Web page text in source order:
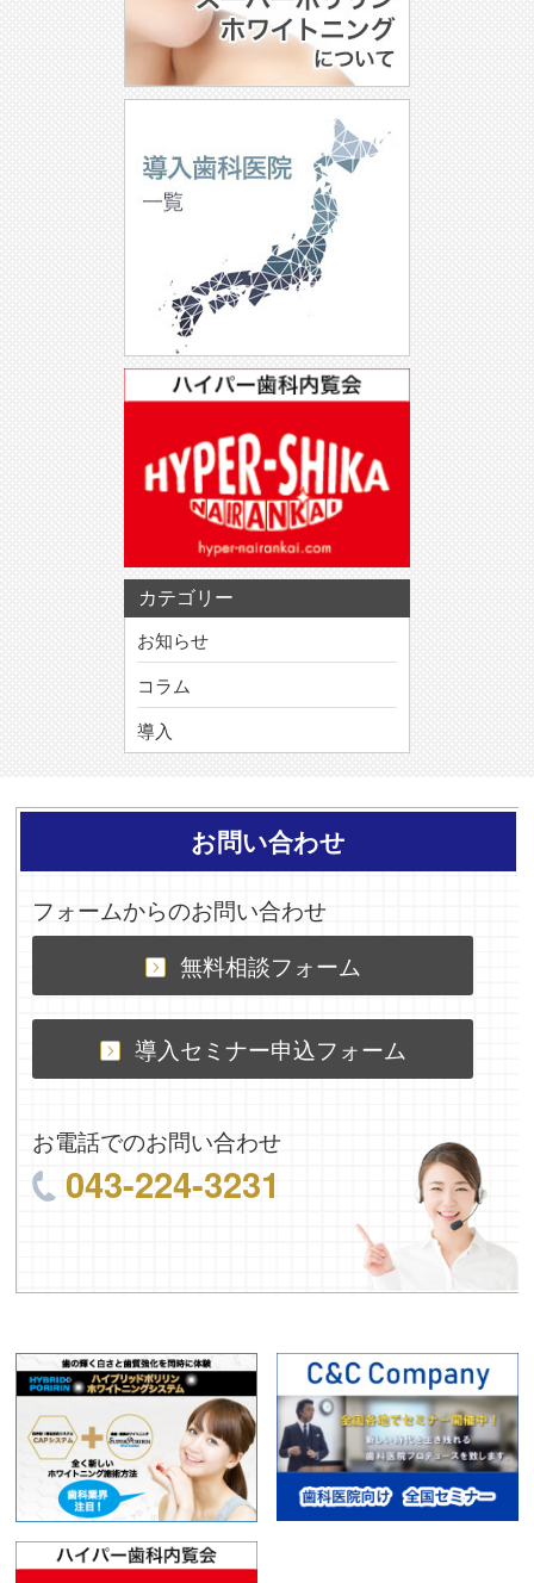
カテゴリー
お知らせ
コラム
導入
お問い合わせ
フォームからのお問い合わせ
無料相談フォーム
導入セミナー申込フォーム
お電話でのお問い合わせ
043-224-3231